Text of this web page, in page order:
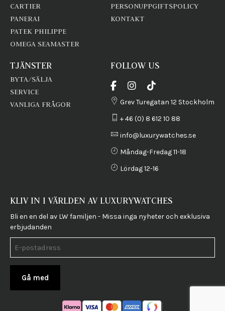
CARTIER
PANERAI
PATEK PHILIPPE
OMEGA SEAMASTER
PERSONUPPGIFTSPOLICY
KONTAKT
TJÄNSTER
BYTA/SÄLJA
SERVICE
VANLIGA FRÅGOR
FOLLOW US
Grev Turegatan 12 Stockholm
+ 46 (0) 8 612 10 88
info@luxurywatches.se
Måndag-Fredag 11-18
Lördag 12-16
KLIV IN I VÄRLDEN AV LUXURYWATCHES
Bli en en del av LW familjen - Missa inga nyheter och exklusiva
erbjudanden
Gå med